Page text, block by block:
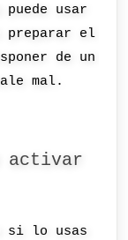
usar
preparar el
de un
mal.
activar
si lo usas